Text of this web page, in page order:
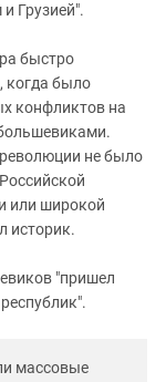
Грузией".
быстро
когда было
конфликтов на
не было
или широкой
историк.
"пришел
массовые